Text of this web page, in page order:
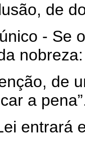
de
- Se
nobreza:
de
a
entrará